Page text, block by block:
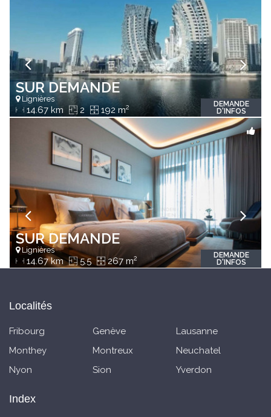
SUR DEMANDE
Lignières
14.67 km 2 192 m2
DEMANDE
D'INFOS
SUR DEMANDE
Lignières
14.67 km 5.5 267 m2
DEMANDE
D'INFOS
Localités
Fribourg Genève
Lausanne
Monthey
Montreux
Neuchatel
Nyon
Sion Yverdon
Index